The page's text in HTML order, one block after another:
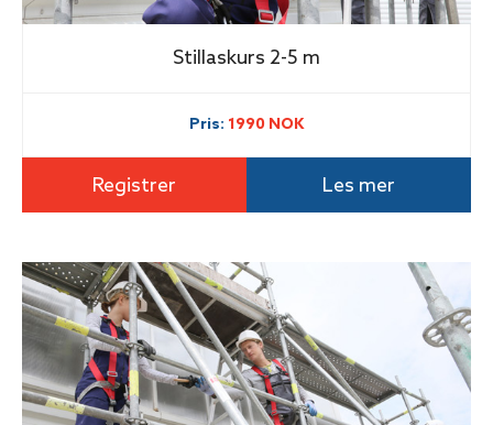
Stillaskurs 2-5 m
Pris: 1990 NOK
Registrer Les mer